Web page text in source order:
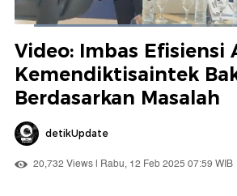
Berhenti
Suara
Hidup
Saat
ini
Dimuat:
Video: Imbas Efisiensi
Kemendiktisaintek
Berdasarkan Masalah
detikUpdate
20,732 Views | Rabu, 12 Feb 2025 07:59 WIB